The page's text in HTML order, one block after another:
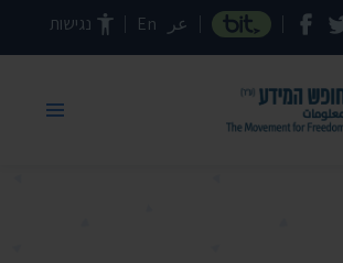
عر En נגישות